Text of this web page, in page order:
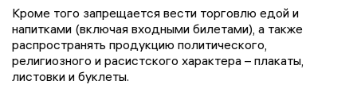
Кроме того запрещается вести торговлю едой и
напитками (включая входными билетами), а также
распространять продукцию политического,
религиозного и расистского характера – плакаты,
листовки и буклеты.